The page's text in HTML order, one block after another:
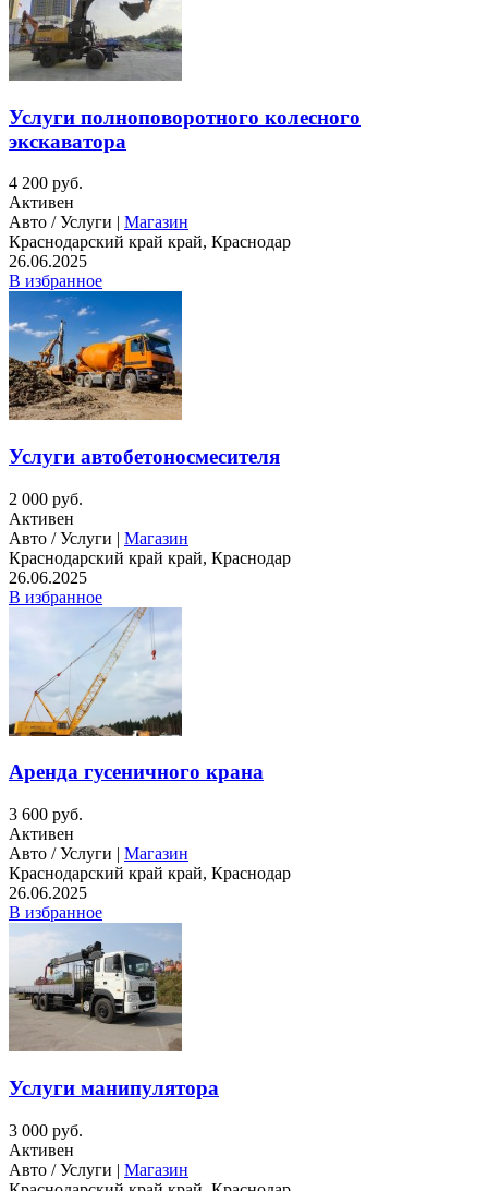
Услуги полноповоротного колесного
экскаватора
4 200 руб.
Активен
Авто / Услуги | Магазин
Краснодарский край край, Краснодар
26.06.2025
В избранное
Услуги автобетоносмесителя
2 000 руб.
Активен
Авто / Услуги | Магазин
Краснодарский край край, Краснодар
26.06.2025
В избранное
Аренда гусеничного крана
3 600 руб.
Активен
Авто / Услуги | Магазин
Краснодарский край край, Краснодар
26.06.2025
В избранное
Услуги манипулятора
3 000 руб.
Активен
Авто / Услуги | Магазин